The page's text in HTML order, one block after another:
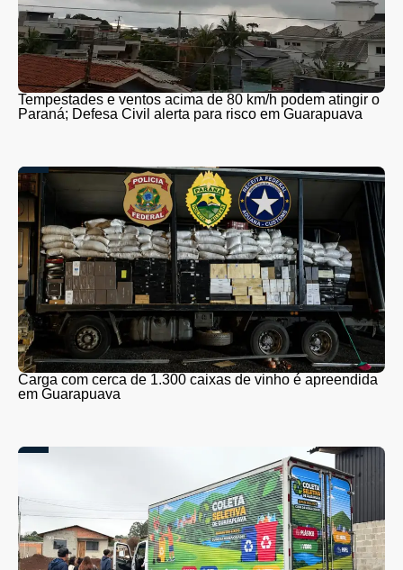
Tempestades e ventos acima de 80 km/h podem atingir o
Paraná; Defesa Civil alerta para risco em Guarapuava
Carga com cerca de 1.300 caixas de vinho é apreendida
em Guarapuava